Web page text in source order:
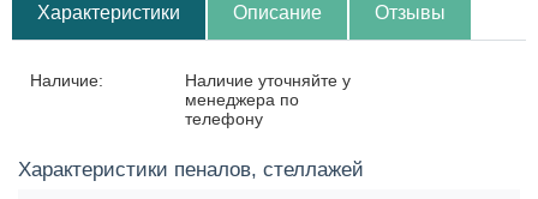
Характеристики Описание Отзывы
Наличие:
Наличие уточняйте у
менеджера по
телефону
Характеристики пеналов, стеллажей